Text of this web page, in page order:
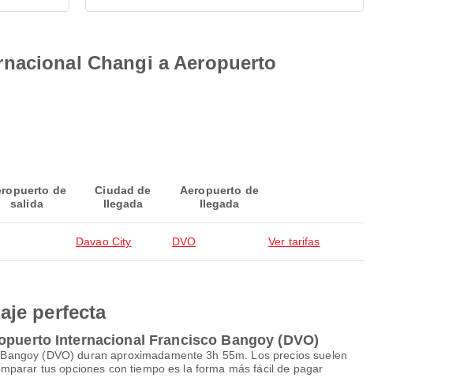
Changi a Aeropuerto
de
salida
Ciudad de
llegada
Aeropuerto de
llegada
Davao City DVO Ver tarifas
perfecta
Internacional Francisco Bangoy (DVO)
(DVO) duran aproximadamente 3h 55m. Los precios suelen
tus opciones con tiempo es la forma más fácil de pagar